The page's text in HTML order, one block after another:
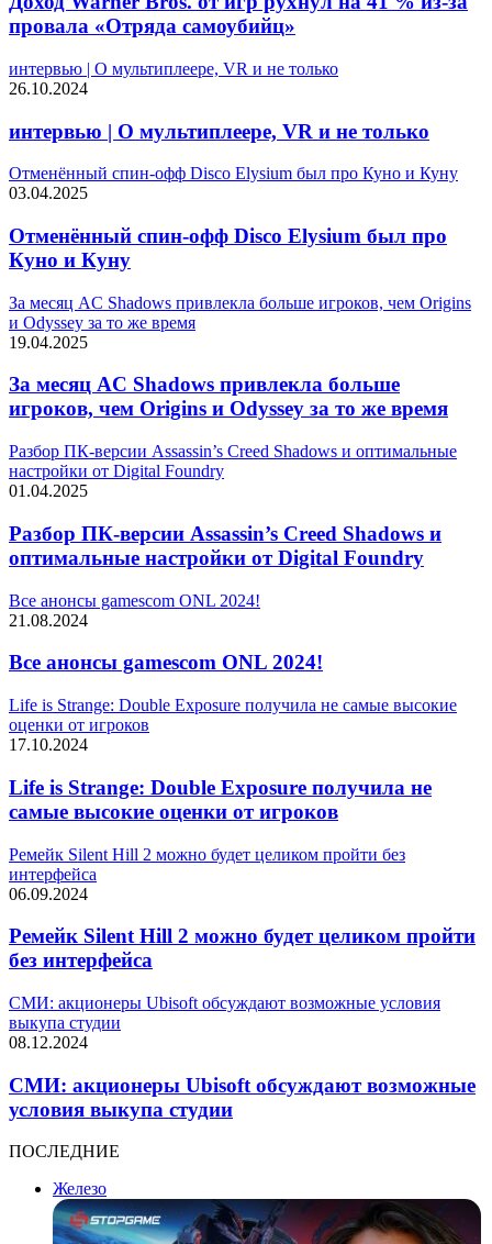
провала «Отряда самоубийц»
интервью | О мультиплеере, VR и не только
26.10.2024
интервью | О мультиплеере, VR и не только
Отменённый спин-офф Disco Elysium был про Куно и Куну
03.04.2025
Отменённый спин-офф Disco Elysium был про
Куно и Куну
За месяц AC Shadows привлекла больше игроков, чем Origins
и Odyssey за то же время
19.04.2025
За месяц AC Shadows привлекла больше
игроков, чем Origins и Odyssey за то же время
Разбор ПК-версии Assassin’s Creed Shadows и оптимальные
настройки от Digital Foundry
01.04.2025
Разбор ПК-версии Assassin’s Creed Shadows и
оптимальные настройки от Digital Foundry
Все анонсы gamescom ONL 2024!
21.08.2024
Все анонсы gamescom ONL 2024!
Life is Strange: Double Exposure получила не самые высокие
оценки от игроков
17.10.2024
Life is Strange: Double Exposure получила не
самые высокие оценки от игроков
Ремейк Silent Hill 2 можно будет целиком пройти без
интерфейса
06.09.2024
Ремейк Silent Hill 2 можно будет целиком пройти
без интерфейса
СМИ: акционеры Ubisoft обсуждают возможные условия
выкупа студии
08.12.2024
СМИ: акционеры Ubisoft обсуждают возможные
условия выкупа студии
ПОСЛЕДНИЕ
Железо